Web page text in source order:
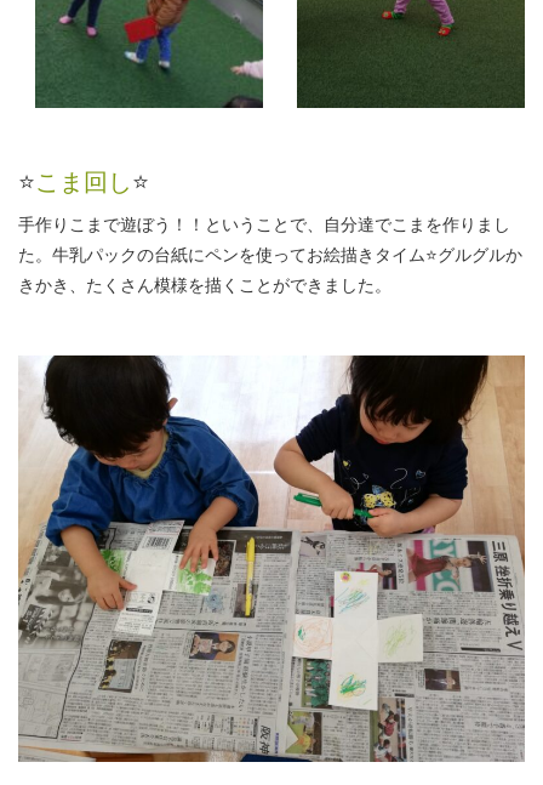
⭐こま回し⭐
手作りこまで遊ぼう！！ということで、自分達でこまを作りまし
た。牛乳パックの台紙にペンを使ってお絵描きタイム⭐グルグルか
きかき、たくさん模様を描くことができました。